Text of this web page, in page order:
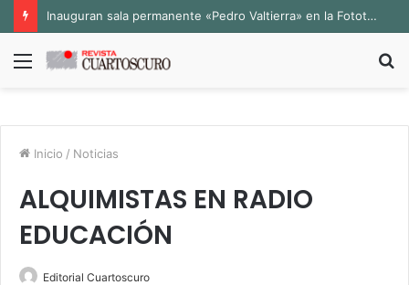
Inauguran sala permanente «Pedro Valtierra» en la Fototeca de Zacatecas
Menú
Inicio / Noticias
ALQUIMISTAS EN RADIO
EDUCACIÓN
Editorial Cuartoscuro